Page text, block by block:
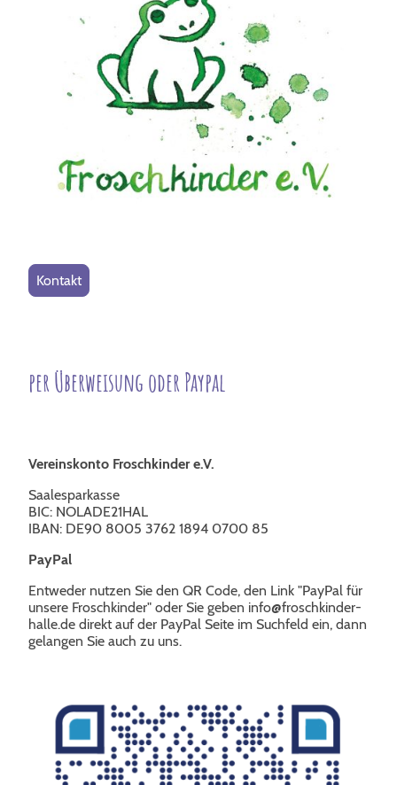
Kontakt
per Überweisung oder Paypal
Vereinskonto Froschkinder e.V.
Saalesparkasse
BIC: NOLADE21HAL
IBAN: DE90 8005 3762 1894 0700 85
PayPal
Entweder nutzen Sie den QR Code, den Link "PayPal für
unsere Froschkinder" oder Sie geben info@froschkinder-
halle.de direkt auf der PayPal Seite im Suchfeld ein, dann
gelangen Sie auch zu uns.